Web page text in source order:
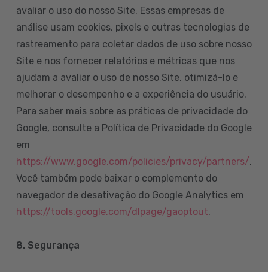
avaliar o uso do nosso Site. Essas empresas de
análise usam cookies, pixels e outras tecnologias de
rastreamento para coletar dados de uso sobre nosso
Site e nos fornecer relatórios e métricas que nos
ajudam a avaliar o uso de nosso Site, otimizá-lo e
melhorar o desempenho e a experiência do usuário.
Para saber mais sobre as práticas de privacidade do
Google, consulte a Política de Privacidade do Google
em
https://www.google.com/policies/privacy/partners/.
Você também pode baixar o complemento do
navegador de desativação do Google Analytics em
https://tools.google.com/dlpage/gaoptout.
8. Segurança